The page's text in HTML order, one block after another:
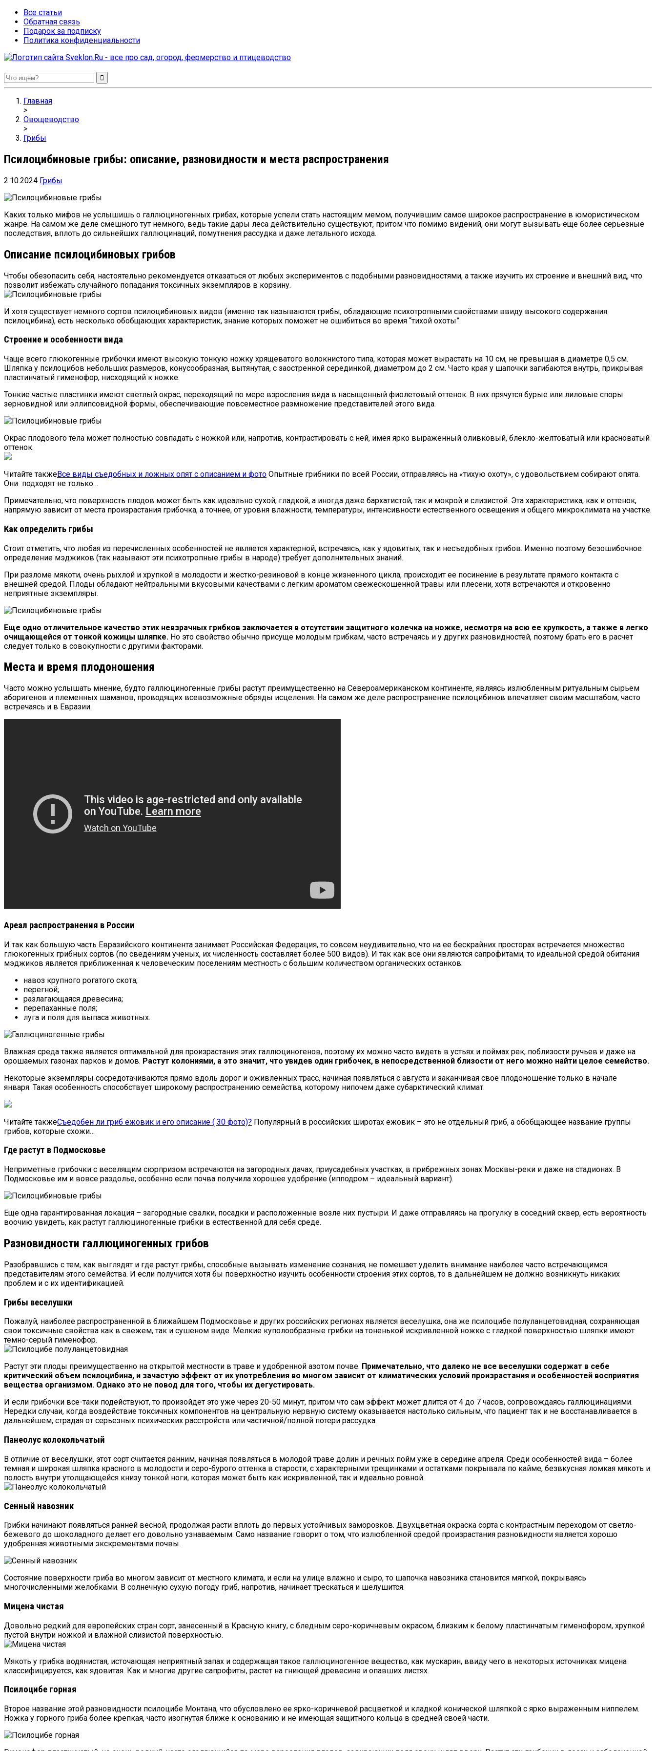
Все статьи
Обратная связь
Подарок за подписку
Политика конфиденциальности
Sveklon.Ru – все про сад, огород, фермерство и птицеводство
Главная
>
Овощеводство
>
Грибы
Псилоцибиновые грибы: описание, разновидности и места распространения
2.10.2024 Грибы
Каких только мифов не услышишь о галлюциногенных грибах, которые успели стать настоящим мемом, получившим самое широкое распространение в юмористическом
жанре. На самом же деле смешного тут немного, ведь такие дары леса действительно существуют, притом что помимо видений, они могут вызывать еще более серьезные
последствия, вплоть до сильнейших галлюцинаций, помутнения рассудка и даже летального исхода.
Описание псилоцибиновых грибов
Чтобы обезопасить себя, настоятельно рекомендуется отказаться от любых экспериментов с подобными разновидностями, а также изучить их строение и внешний вид, что
позволит избежать случайного попадания токсичных экземпляров в корзину.
И хотя существует немного сортов псилоцибиновых видов (именно так называются грибы, обладающие психотропными свойствами ввиду высокого содержания
псилоцибина), есть несколько обобщающих характеристик, знание которых поможет не ошибиться во время “тихой охоты”.
Строение и особенности вида
Чаще всего глюкогенные грибочки имеют высокую тонкую ножку хрящеватого волокнистого типа, которая может вырастать на 10 см, не превышая в диаметре 0,5 см.
Шляпка у псилоцибов небольших размеров, конусообразная, вытянутая, с заостренной серединкой, диаметром до 2 см. Часто края у шапочки загибаются внутрь, прикрывая
пластинчатый гименофор, нисходящий к ножке.
Тонкие частые пластинки имеют светлый окрас, переходящий по мере взросления вида в насыщенный фиолетовый оттенок. В них прячутся бурые или лиловые споры
зерновидной или эллипсовидной формы, обеспечивающие повсеместное размножение представителей этого вида.
Окрас плодового тела может полностью совпадать с ножкой или, напротив, контрастировать с ней, имея ярко выраженный оливковый, блекло-желтоватый или красноватый
оттенок.
Читайте такжеВсе виды съедобных и ложных опят с описанием и фото Опытные грибники по всей России, отправляясь на «тихую охоту», с удовольствием собирают опята.
Они подходят не только…
Примечательно, что поверхность плодов может быть как идеально сухой, гладкой, а иногда даже бархатистой, так и мокрой и слизистой. Эта характеристика, как и оттенок,
напрямую зависит от места произрастания грибочка, а точнее, от уровня влажности, температуры, интенсивности естественного освещения и общего микроклимата на участке.
Как определить грибы
Стоит отметить, что любая из перечисленных особенностей не является характерной, встречаясь, как у ядовитых, так и несъедобных грибов. Именно поэтому безошибочное
определение мэджиков (так называют эти психотропные грибы в народе) требует дополнительных знаний.
При разломе мякоти, очень рыхлой и хрупкой в молодости и жестко-резиновой в конце жизненного цикла, происходит ее посинение в результате прямого контакта с
внешней средой. Плоды обладают нейтральными вкусовыми качествами с легким ароматом свежескошенной травы или плесени, хотя встречаются и откровенно
неприятные экземпляры.
Еще одно отличительное качество этих невзрачных грибков заключается в отсутствии защитного колечка на ножке, несмотря на всю ее хрупкость, а также в легко
очищающейся от тонкой кожицы шляпке. Но это свойство обычно присуще молодым грибкам, часто встречаясь и у других разновидностей, поэтому брать его в расчет
следует только в совокупности с другими факторами.
Места и время плодоношения
Часто можно услышать мнение, будто галлюциногенные грибы растут преимущественно на Североамериканском континенте, являясь излюбленным ритуальным сырьем
аборигенов и племенных шаманов, проводящих всевозможные обряды исцеления. На самом же деле распространение псилоцибинов впечатляет своим масштабом, часто
встречаясь и в Евразии.
Ареал распространения в России
И так как большую часть Евразийского континента занимает Российская Федерация, то совсем неудивительно, что на ее бескрайних просторах встречается множество
глюкогенных грибных сортов (по сведениям ученых, их численность составляет более 500 видов). И так как все они являются сапрофитами, то идеальной средой обитания
мэджиков является приближенная к человеческим поселениям местность с большим количеством органических останков:
навоз крупного рогатого скота;
перегной;
разлагающаяся древесина;
перепаханные поля;
луга и поля для выпаса животных.
Влажная среда также является оптимальной для произрастания этих галлюциногенов, поэтому их можно часто видеть в устьях и поймах рек, поблизости ручьев и даже на
орошаемых газонах парков и домов. Растут колониями, а это значит, что увидев один грибочек, в непосредственной близости от него можно найти целое семейство.
Некоторые экземпляры сосредотачиваются прямо вдоль дорог и оживленных трасс, начиная появляться с августа и заканчивая свое плодоношение только в начале
января. Такая особенность способствует широкому распространению семейства, которому нипочем даже субарктический климат.
Читайте такжеСъедобен ли гриб ежовик и его описание ( 30 фото)? Популярный в российских широтах ежовик – это не отдельный гриб, а обобщающее название группы
грибов, которые схожи…
Где растут в Подмосковье
Неприметные грибочки с веселящим сюрпризом встречаются на загородных дачах, приусадебных участках, в прибрежных зонах Москвы-реки и даже на стадионах. В
Подмосковье им и вовсе раздолье, особенно если почва получила хорошее удобрение (ипподром – идеальный вариант).
Еще одна гарантированная локация – загородные свалки, посадки и расположенные возле них пустыри. И даже отправляясь на прогулку в соседний сквер, есть вероятность
воочию увидеть, как растут галлюциногенные грибки в естественной для себя среде.
Разновидности галлюциногенных грибов
Разобравшись с тем, как выглядят и где растут грибы, способные вызывать изменение сознания, не помешает уделить внимание наиболее часто встречающимся
представителям этого семейства. И если получится хотя бы поверхностно изучить особенности строения этих сортов, то в дальнейшем не должно возникнуть никаких
проблем и с их идентификацией.
Грибы веселушки
Пожалуй, наиболее распространенной в ближайшем Подмосковье и других российских регионах является веселушка, она же псилоцибе полуланцетовидная, сохраняющая
свои токсичные свойства как в свежем, так и сушеном виде. Мелкие куполообразные грибки на тоненькой искривленной ножке с гладкой поверхностью шляпки имеют
темно-серый гименофор.
Растут эти плоды преимущественно на открытой местности в траве и удобренной азотом почве. Примечательно, что далеко не все веселушки содержат в себе
критический объем псилоцибина, и зачастую эффект от их употребления во многом зависит от климатических условий произрастания и особенностей восприятия
вещества организмом. Однако это не повод для того, чтобы их дегустировать.
И если грибочки все-таки подействуют, то произойдет это уже через 20-50 минут, притом что сам эффект может длится от 4 до 7 часов, сопровождаясь галлюцинациями.
Нередки случаи, когда воздействие токсичных компонентов на центральную нервную систему оказывается настолько сильным, что пациент так и не восстанавливается в
дальнейшем, страдая от серьезных психических расстройств или частичной/полной потери рассудка.
Панеолус колокольчатый
В отличие от веселушки, этот сорт считается ранним, начиная появляться в молодой траве долин и речных пойм уже в середине апреля. Среди особенностей вида – более
темная и широкая шляпка красного в молодости и серо-бурого оттенка в старости, с характерными трещинками и остатками покрывала по кайме, безвкусная ломкая мякоть и
полость внутри утолщающейся книзу тонкой ноги, которая может быть как искривленной, так и идеально ровной.
Сенный навозник
Грибки начинают появляться ранней весной, продолжая расти вплоть до первых устойчивых заморозков. Двухцветная окраска сорта с контрастным переходом от светло-
бежевого до шоколадного делает его довольно узнаваемым. Само название говорит о том, что излюбленной средой произрастания разновидности является хорошо
удобренная животными экскрементами почвы.
Состояние поверхности гриба во многом зависит от местного климата, и если на улице влажно и сыро, то шапочка навозника становится мягкой, покрываясь
многочисленными желобками. В солнечную сухую погоду гриб, напротив, начинает трескаться и шелушится.
Мицена чистая
Довольно редкий для европейских стран сорт, занесенный в Красную книгу, с бледным серо-коричневым окрасом, близким к белому пластинчатым гименофором, хрупкой
пустой внутри ножкой и влажной слизистой поверхностью.
Мякоть у грибка водянистая, источающая неприятный запах и содержащая такое галлюциногенное вещество, как мускарин, ввиду чего в некоторых источниках мицена
классифицируется, как ядовитая. Как и многие другие сапрофиты, растет на гниющей древесине и опавших листях.
Псилоцибе горная
Второе название этой разновидности псилоцибе Монтана, что обусловлено ее ярко-коричневой расцветкой и кладкой конической шляпкой с ярко выраженным ниппелем.
Ножка у горного гриба более крепкая, часто изогнутая ближе к основанию и не имеющая защитного кольца в средней своей части.